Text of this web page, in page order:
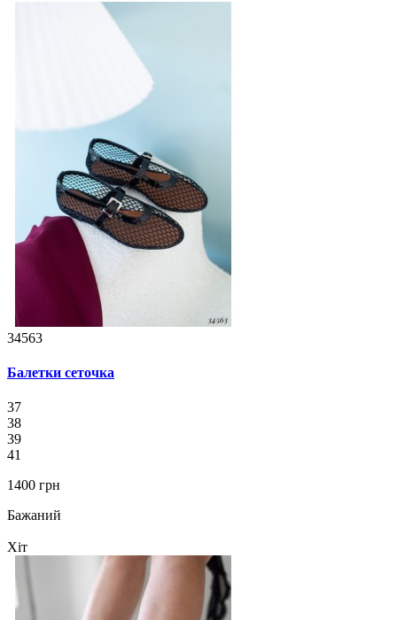
34563
Балетки сеточка
37
38
39
41
1400 грн
Бажаний
Хіт